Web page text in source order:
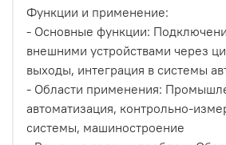
Функции и применение:
- Основные функции:
внешними устройствами через
выходы, интеграция в системы
- Области применения:
автоматизация, контрольно-
системы, машиностроение